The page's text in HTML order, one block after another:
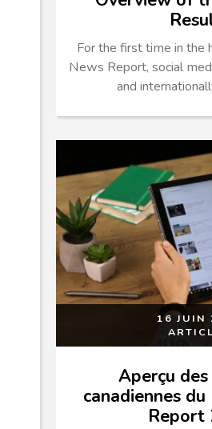
For the first time in the
News Report, social
and
16 JUIN
Aperçu
canadiennes
Report